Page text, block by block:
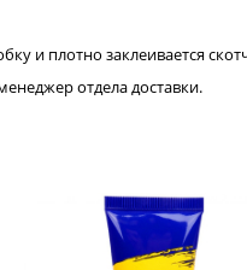
и плотно заклеивается
отдела доставки.